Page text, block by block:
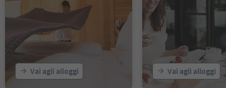
Vai agli alloggi Vai agli alloggi